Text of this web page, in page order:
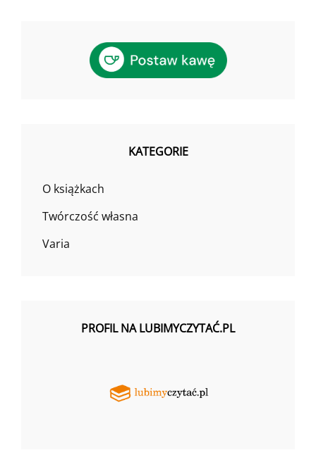
KATEGORIE
O książkach
Twórczość własna
Varia
PROFIL NA LUBIMYCZYTAĆ.PL